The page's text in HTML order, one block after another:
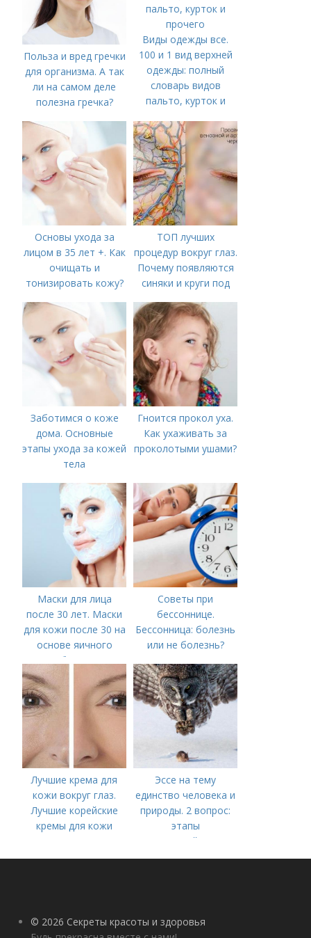
Польза и вред гречки
для организма. А так
ли на самом деле
полезна гречка?
Виды одежды все.
100 и 1 вид верхней
одежды: полный
словарь видов
пальто, курток и
Основы ухода за
лицом в 35 лет +. Как
очищать и
тонизировать кожу?
ТОП лучших
процедур вокруг глаз.
Почему появляются
синяки и круги под
Заботимся о коже
дома. Основные
этапы ухода за кожей
тела
Гноится прокол уха.
Как ухаживать за
проколотыми ушами?
Маски для лица
после 30 лет. Маски
для кожи после 30 на
основе яичного
белка
Советы при
бессоннице.
Бессонница: болезнь
или не болезнь?
Лучшие крема для
кожи вокруг глаз.
Лучшие корейские
кремы для кожи
году
Эссе на тему
единство человека и
природы. 2 вопрос:
этапы
взаимодействия
природного и
© 2026 Секреты красоты и здоровья